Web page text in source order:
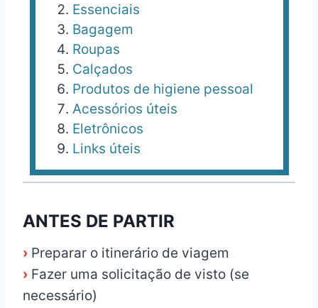
Essenciais
Bagagem
Roupas
Calçados
Produtos de higiene pessoal
Acessórios úteis
Eletrônicos
Links úteis
ANTES DE PARTIR
› Preparar o itinerário de viagem
› Fazer uma solicitação de visto (se
necessário)